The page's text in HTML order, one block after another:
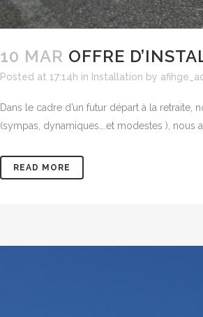
10 MAR OFFRE
Posted at 17:14h in Installation by
Dans le cadre d’un futur départ à la
(sympas, dynamiques….et modestes ), nous
READ MORE